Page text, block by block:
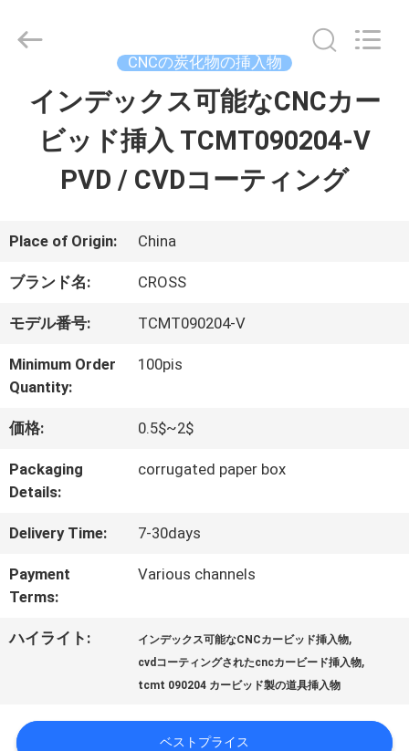
製
品
企
業
情
報
会
社
内
品
2022
Trading
CNCの炭化物の挿入物
インデックス可能なCNCカー
ビッド挿入 TCMT090204-V
PVD / CVDコーティング
Place of Origin: China
ブランド名: CROSS
モデル番号: TCMT090204-V
Minimum Order
Quantity:
100pis
価格: 0.5$~2$
Packaging
Details:
corrugated paper box
Delivery Time: 7-30days
Payment
Terms:
Various channels
ハイライト: インデックス可能なCNCカービッド挿入物,
cvdコーティングされたcncカービード挿入物,
tcmt 090204 カービッド製の道具挿入物
ベストプライス